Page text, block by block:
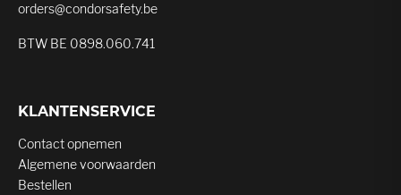
orders@condorsafety.be
BTW BE 0898.060.741
KLANTENSERVICE
Contact opnemen
Algemene voorwaarden
Bestellen